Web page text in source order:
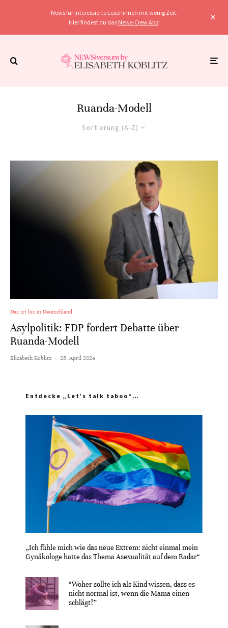
News für interessierte Leser:innen mit wenig Zeit.
Hier findest du das News-Crew Abo!
Ruanda-Modell
Sortierung (A-Z)
Das ist los in Deutschland
Asylpolitik: FDP fordert Debatte über
Ruanda-Modell
Elisabeth Koblitz · 25. April 2024
Entdecke „Let’s talk taboo“…
„Ich fühle mich wie das neue Extrem: nicht einmal mein
Gynäkologe hatte das Thema Asexualität auf dem Radar“
“Woher sollte ich als Kind wissen, dass es
nicht normal ist, wenn die Mama einen
schlägt?”